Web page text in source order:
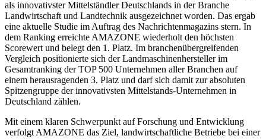
als innovativster Mittelständler Deutschlands in der Branche
Landwirtschaft und Landtechnik ausgezeichnet worden. Das ergab
eine aktuelle Studie im Auftrag des Nachrichtenmagazins stern. In
dem Ranking erreichte AMAZONE wiederholt den höchsten
Scorewert und belegt den 1. Platz. Im branchenübergreifenden
Vergleich positionierte sich der Landmaschinenhersteller im
Gesamtranking der TOP 500 Unternehmen aller Branchen auf
einem herausragenden 3. Platz und darf sich damit zur absoluten
Spitzengruppe der innovativsten Mittelstands-Unternehmen in
Deutschland zählen.
Mit einem klaren Schwerpunkt auf Forschung und Entwicklung
verfolgt AMAZONE das Ziel, landwirtschaftliche Betriebe bei einer